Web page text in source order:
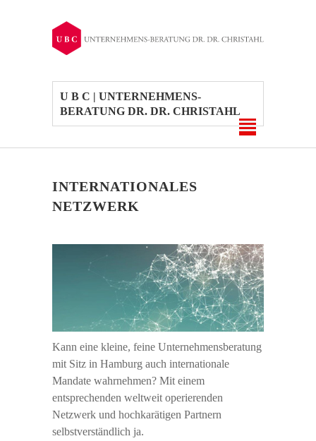
U B C | UNTERNEHMENS-
BERATUNG DR. DR. CHRISTAHL
INTERNATIONALES
NETZWERK
Kann eine kleine, feine Unternehmensberatung
mit Sitz in Hamburg auch internationale
Mandate wahrnehmen? Mit einem
entsprechenden weltweit operierenden
Netzwerk und hochkarätigen Partnern
selbstverständlich ja.